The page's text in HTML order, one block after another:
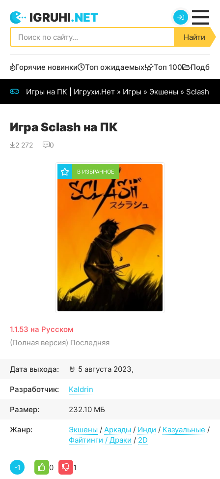
IGRUHI.NET
Найти
Горячие новинки Топ ожидаемых! Топ 100
Игры на ПК | Игрухи.Нет » Игры » Экшены » Sclash
Игра Sclash на ПК
2 272 0
В ИЗБРАННОЕ
1.1.53 на Русском
(Полная версия) Последняя
🤘
Дата выхода: 5 августа 2023,
Разработчик: Kaldrin
Размер: 232.10 МБ
Жанр: Экшены / Аркады / Инди / Казуальные /
Файтинги / Драки / 2D
-1 0 1